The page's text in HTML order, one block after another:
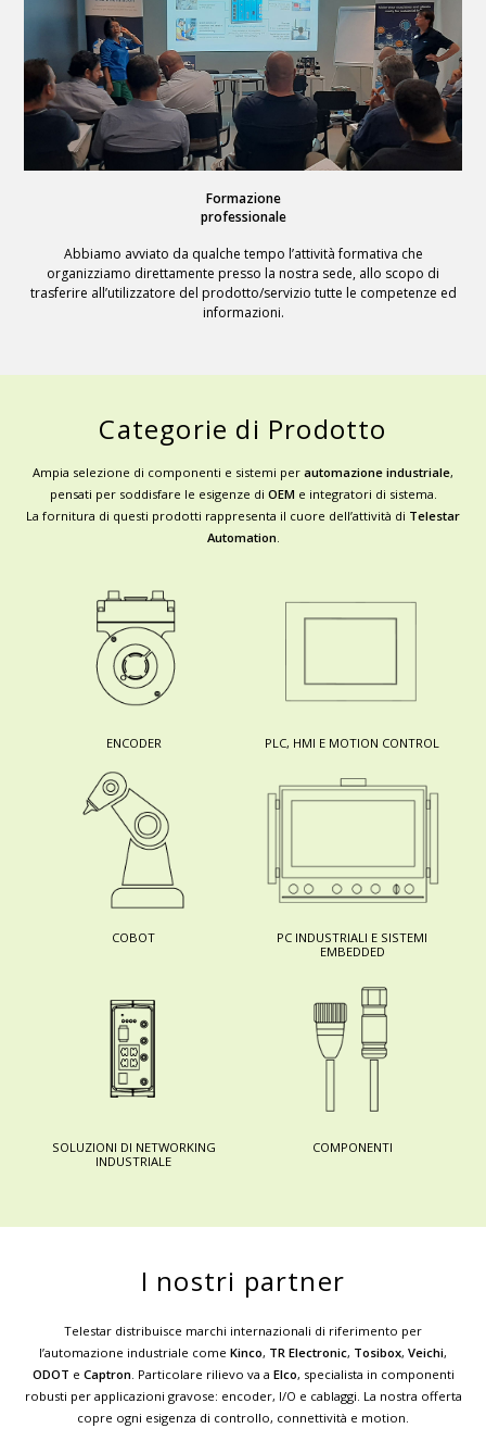
Formazione
professionale
Abbiamo avviato da qualche tempo l’attività formativa che
organizziamo direttamente presso la nostra sede, allo scopo di
trasferire all’utilizzatore del prodotto/servizio tutte le competenze ed
informazioni.
Categorie di Prodotto
Ampia selezione di componenti e sistemi per automazione industriale,
pensati per soddisfare le esigenze di OEM e integratori di sistema.
La fornitura di questi prodotti rappresenta il cuore dell’attività di Telestar
Automation.
ENCODER PLC, HMI E MOTION CONTROL
COBOT
PC INDUSTRIALI E SISTEMI
EMBEDDED
SOLUZIONI DI NETWORKING
INDUSTRIALE
COMPONENTI
I nostri partner
Telestar distribuisce marchi internazionali di riferimento per
l’automazione industriale come Kinco, TR Electronic, Tosibox, Veichi,
ODOT e Captron . Particolare rilievo va a Elco, specialista in componenti
robusti per applicazioni gravose: encoder, I/O e cablaggi. La nostra offerta
copre ogni esigenza di controllo, connettività e motion.